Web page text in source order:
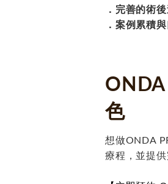
．完善的術
．案例累積
色
想做ONDA
療程，並提